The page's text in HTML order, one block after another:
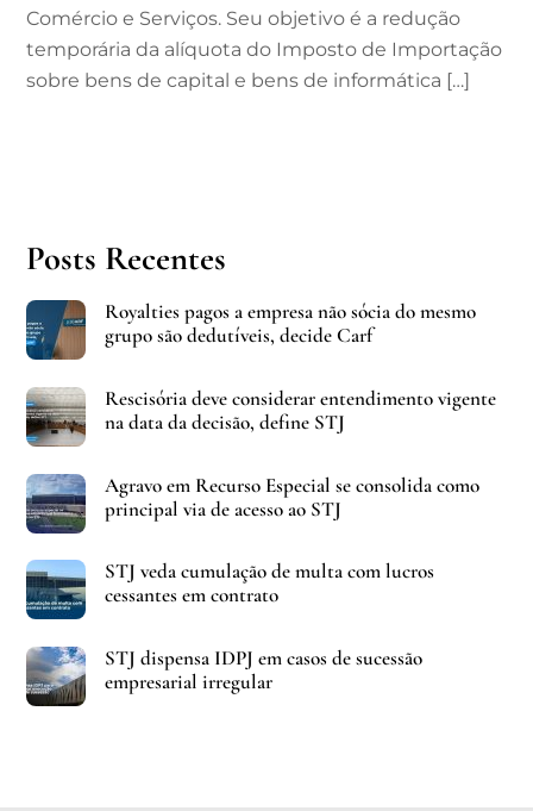
Comércio e Serviços. Seu objetivo é a redução
temporária da alíquota do Imposto de Importação
sobre bens de capital e bens de informática […]
Posts Recentes
Royalties pagos a empresa não sócia do mesmo
grupo são dedutíveis, decide Carf
Rescisória deve considerar entendimento vigente
na data da decisão, define STJ
Agravo em Recurso Especial se consolida como
principal via de acesso ao STJ
STJ veda cumulação de multa com lucros
cessantes em contrato
STJ dispensa IDPJ em casos de sucessão
empresarial irregular